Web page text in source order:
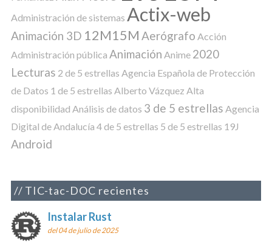
Administración de sistemas Actix-web
Animación 3D 12M15M Aerógrafo Acción
Administración pública Animación Anime 2020
Lecturas 2 de 5 estrellas Agencia Española de Protección
de Datos 1 de 5 estrellas Alberto Vázquez Alta
disponibilidad Análisis de datos 3 de 5 estrellas Agencia
Digital de Andalucía 4 de 5 estrellas 5 de 5 estrellas 19J
Android
TIC-tac-DOC recientes
Instalar Rust
del 04 de julio de 2025